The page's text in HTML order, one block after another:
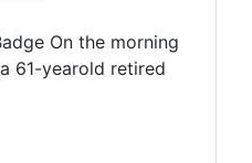
On the morning
61-yearold retired